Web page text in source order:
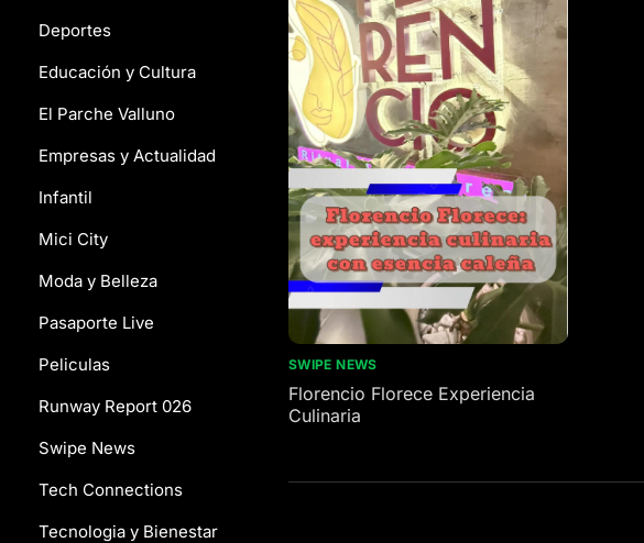
Deportes
Educación y Cultura
El Parche Valluno
Empresas y Actualidad
Infantil
Mici City
Moda y Belleza
Pasaporte Live
Peliculas
Runway Report 026
Swipe News
Tech Connections
Tecnologia y Bienestar
SWIPE NEWS
Florencio Florece Experiencia
Culinaria